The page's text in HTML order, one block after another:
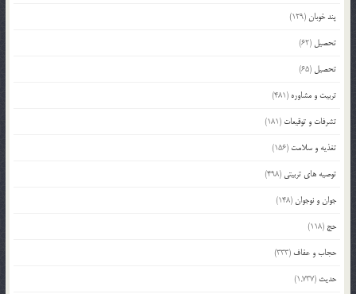
پند خوبان(129)
تحصیل (62)
تحصیل (65)
تربیت و مشاوره (481)
تشرفات و توقیعات (181)
تغذیه و سلامت (156)
توصیه های تربیتی (498)
جوان و نوجوان(148)
حج (118)
حجاب و عفاف (333)
حدیث (1,737)